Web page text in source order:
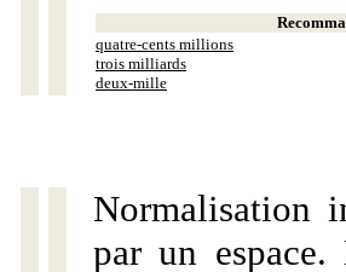
quatre-cents millions
trois milliards
deux-mille
Normalisation
par un